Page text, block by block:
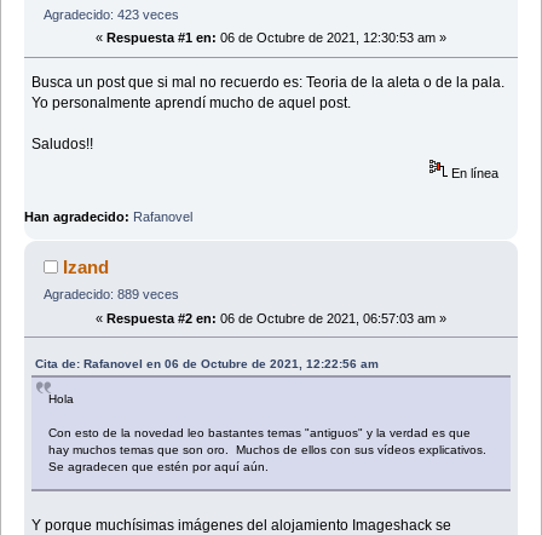
Agradecido: 423 veces
« Respuesta #1 en: 06 de Octubre de 2021, 12:30:53 am »
Busca un post que si mal no recuerdo es: Teoria de la aleta o de la pala.
Yo personalmente aprendí mucho de aquel post.
Saludos!!
En línea
Han agradecido: Rafanovel
Izand
Agradecido: 889 veces
« Respuesta #2 en: 06 de Octubre de 2021, 06:57:03 am »
Cita de: Rafanovel en 06 de Octubre de 2021, 12:22:56 am
Hola
Con esto de la novedad leo bastantes temas "antiguos" y la verdad es que
hay muchos temas que son oro. Muchos de ellos con sus vídeos explicativos.
Se agradecen que estén por aquí aún.
Y porque muchísimas imágenes del alojamiento Imageshack se